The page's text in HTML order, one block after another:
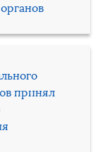
принял